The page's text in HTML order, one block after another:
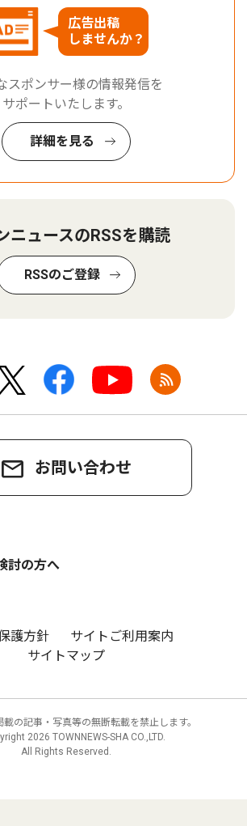
広告出稿
しませんか？
スポンサー様の情報発信を
サポートいたします。
詳細を見る
ニュースのRSSを購読
RSSのご登録
お問い合わせ
討の方へ
護方針
サイトご利用案内
サイトマップ
の記事・写真等の無断転載を禁止します。
2026 TOWNNEWS-SHA CO.,LTD.
All Rights Reserved.